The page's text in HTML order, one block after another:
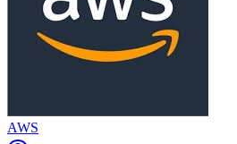
AWS